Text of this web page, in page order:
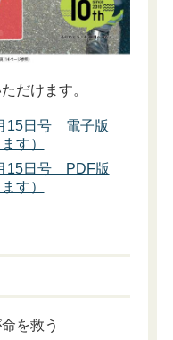
だけます。
15日号 電子版
す）
15日号 PDF版
す）
を救う